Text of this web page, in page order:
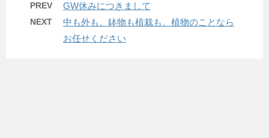
PREV GW休みにつきまして
NEXT
中も外も、鉢物も植栽も、植物のことなら
お任せください